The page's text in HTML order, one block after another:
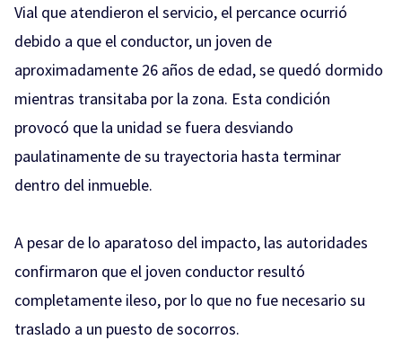
Vial que atendieron el servicio, el percance ocurrió
debido a que el conductor, un joven de
aproximadamente 26 años de edad, se quedó dormido
mientras transitaba por la zona. Esta condición
provocó que la unidad se fuera desviando
paulatinamente de su trayectoria hasta terminar
dentro del inmueble.
A pesar de lo aparatoso del impacto, las autoridades
confirmaron que el joven conductor resultó
completamente ileso, por lo que no fue necesario su
traslado a un puesto de socorros.